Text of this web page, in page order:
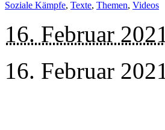
Soziale Kämpfe, Texte, Themen, Videos
16. Februar
16. Februar